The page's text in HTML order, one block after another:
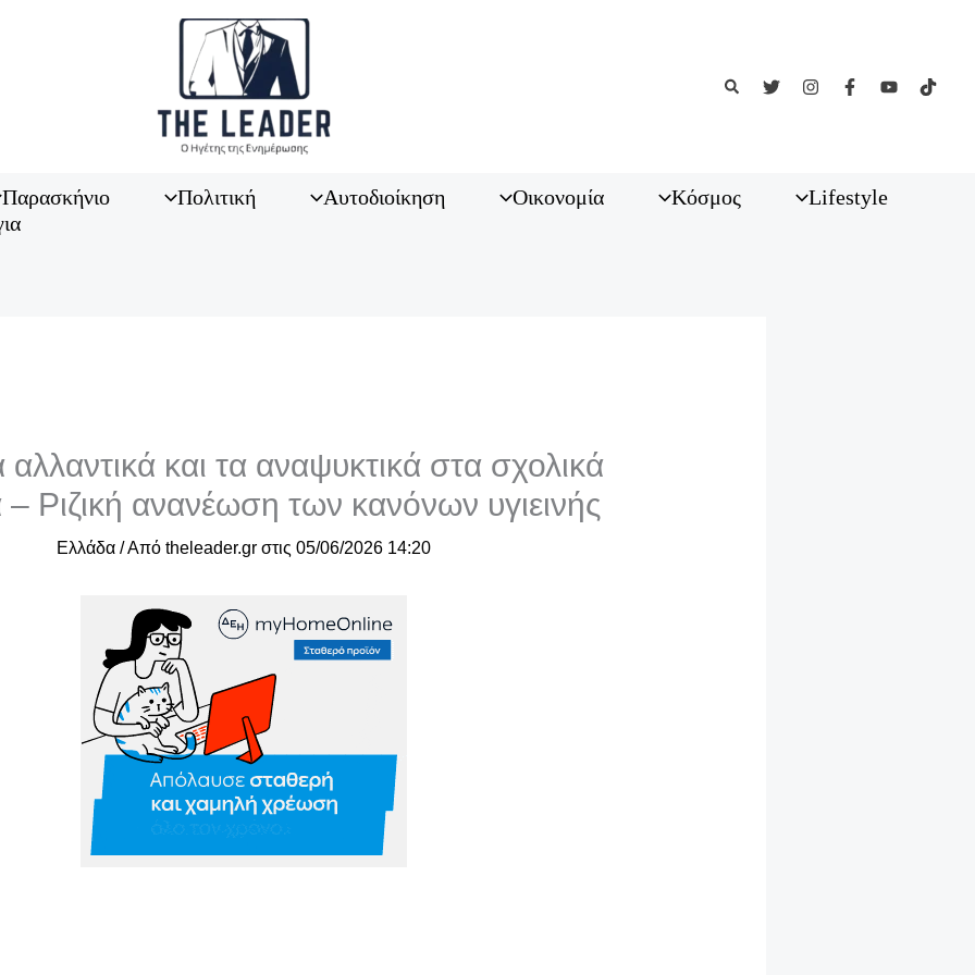
Αναζήτηση
Παρασκήνιο Πολιτική Αυτοδιοίκηση Οικονομία Κόσμος
Lifestyle
αλλαντικά και τα αναψυκτικά στα σχολικά
– Ριζική ανανέωση των κανόνων υγιεινής
Ελλάδα / Από theleader.gr στις 05/06/2026 14:20